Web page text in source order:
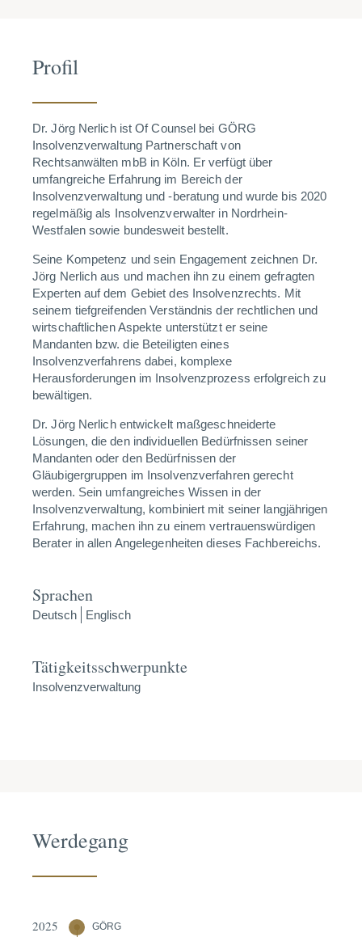
Profil
Dr. Jörg Nerlich ist Of Counsel bei GÖRG
Insolvenzverwaltung Partnerschaft von
Rechtsanwälten mbB in Köln. Er verfügt über
umfangreiche Erfahrung im Bereich der
Insolvenzverwaltung und -beratung und wurde bis 2020
regelmäßigals Insolvenzverwalter in Nordrhein-
Westfalen sowie bundesweit bestellt.
Seine Kompetenz und sein Engagement zeichnen Dr.
Jörg Nerlich aus und machen ihn zu einem gefragten
Experten auf dem Gebiet des Insolvenzrechts. Mit
seinem tiefgreifenden Verständnis der rechtlichen und
wirtschaftlichen Aspekte unterstützt er seine
Mandanten bzw. die Beteiligten eines
Insolvenzverfahrens dabei, komplexe
Herausforderungen im Insolvenzprozess erfolgreich zu
bewältigen.
Dr. Jörg Nerlich entwickelt maßgeschneiderte
Lösungen, die den individuellen Bedürfnissen seiner
Mandanten oder den Bedürfnissen der
Gläubigergruppen im Insolvenzverfahren gerecht
werden. Sein umfangreiches Wissen in der
Insolvenzverwaltung, kombiniert mit seiner langjährigen
Erfahrung, machen ihn zu einem vertrauenswürdigen
Berater in allen Angelegenheiten dieses Fachbereichs.
Sprachen
Deutsch Englisch
Tätigkeitsschwerpunkte
Insolvenzverwaltung
Werdegang
2025 GÖRG